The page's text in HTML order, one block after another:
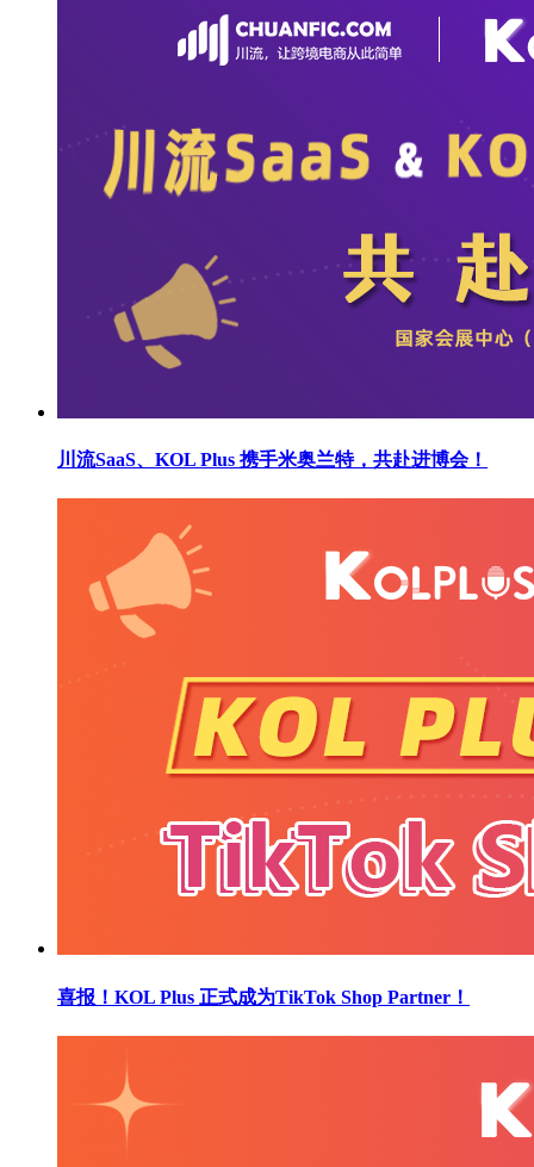
川流SaaS、KOL Plus 携手米奥兰特，共赴进博会！
喜报！KOL Plus 正式成为TikTok Shop Partner！